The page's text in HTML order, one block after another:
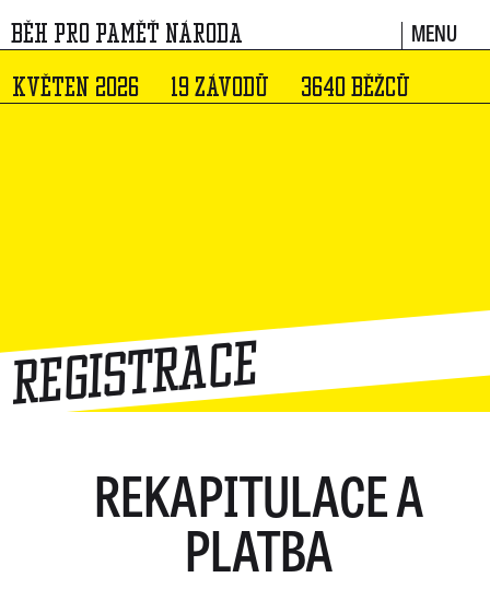
BĚH PRO PAMĚŤ NÁRODA MENU
KVĚTEN 2026 19 ZÁVODŮ 3640 BĚŽCŮ
Registrace
REKAPITULACE A
PLATBA